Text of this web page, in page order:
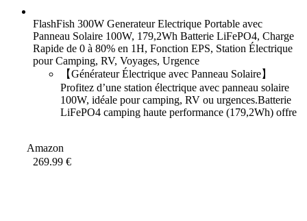
FlashFish 300W Generateur Electrique Portable avec
Panneau Solaire 100W, 179,2Wh Batterie LiFePO4, Charge
Rapide de 0 à 80% en 1H, Fonction EPS, Station Électrique
pour Camping, RV, Voyages, Urgence
【Générateur Électrique avec Panneau Solaire】
Profitez d’une station électrique avec panneau solaire
100W, idéale pour camping, RV ou urgences.Batterie
LiFePO4 camping haute performance (179,2Wh) offre
pour une
Amazon
269.99 €